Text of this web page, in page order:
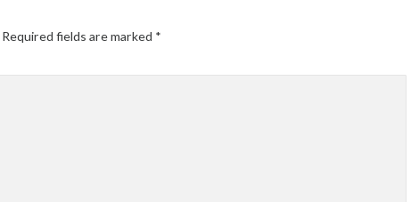
Required fields are marked *